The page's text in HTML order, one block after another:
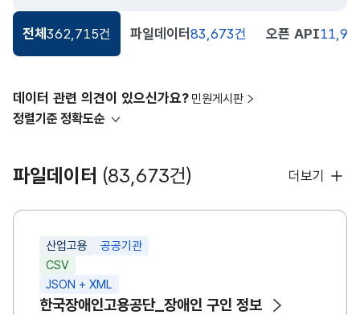
전체 362,715건 파일데이터 83,673건 오픈 API
데이터 관련 의견이 있으신가요? 민원게시판
정렬기준 정확도순
파일데이터 (83,673건) 더보기
산업고용
공공기관
CSV
JSON + XML
한국장애인고용공단_장애인 구인 정보